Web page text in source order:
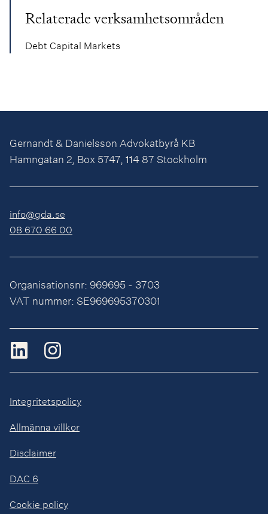
Relaterade verksamhetsområden
Debt Capital Markets
Gernandt & Danielsson Advokatbyrå KB
Hamngatan 2, Box 5747, 114 87 Stockholm
info@gda.se
08 670 66 00
Organisationsnr: 969695 - 3703
VAT nummer: SE969695370301
Integritetspolicy
Allmänna villkor
Disclaimer
DAC 6
Cookie policy